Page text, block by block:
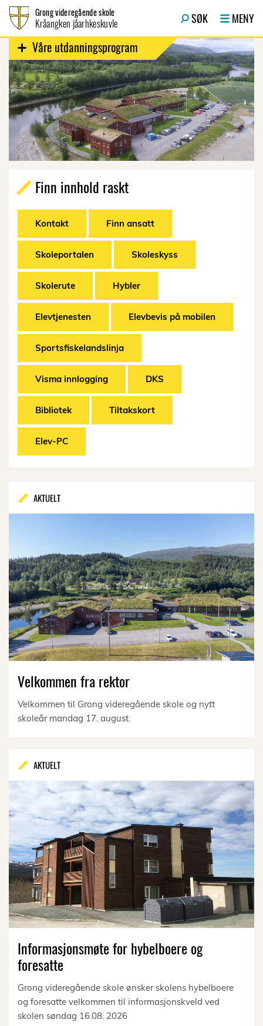
Hopp til innhold
Grong videregående skole
Kråangken jåarhkeskuvle SØK MENY
Våre utdanningsprogram
Finn innhold raskt
Kontakt Finn ansatt
Skoleportalen Skoleskyss
Skolerute Hybler
Elevtjenesten Elevbevis på mobilen
Sportsfiskelandslinja
Visma innlogging DKS
Bibliotek Tiltakskort
Elev-PC
AKTUELT
Velkommen fra rektor
Velkommen til Grong videregående skole og nytt
skoleår mandag 17. august.
AKTUELT
Informasjonsmøte for hybelboere og
foresatte
Grong videregående skole ønsker skolens hybelboere
og foresatte velkommen til informasjonskveld ved
skolen søndag 16.08. 2026